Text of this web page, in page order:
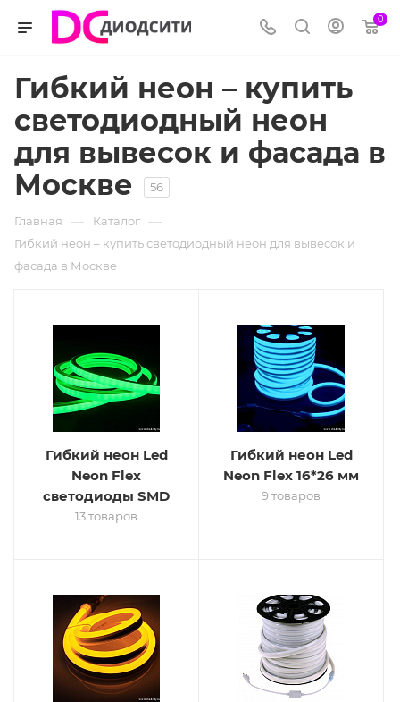
0
Гибкий неон – купить
светодиодный неон
для вывесок и фасада в
Москве
56
Главная — Каталог —
Гибкий неон – купить светодиодный неон для вывесок и
фасада в Москве
Гибкий неон Led
Neon Flex
светодиоды SMD
13 товаров
Гибкий неон Led
Neon Flex 16*26 мм
9 товаров